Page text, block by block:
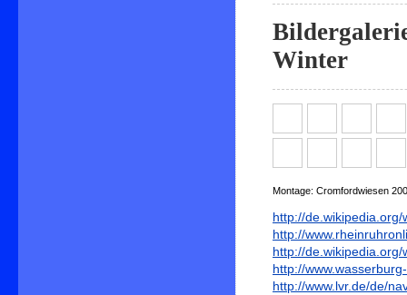
Winter
Montage: Cromfordwiesen
http://
http://
http://
http://
http://www.lvr.de/de/